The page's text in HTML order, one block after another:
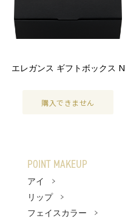
商品情報
商品情報トップ
リップ
エレガンス ギフトボックス N
購入できません
POINT MAKEUP
アイ
リップ
フェイスカラー